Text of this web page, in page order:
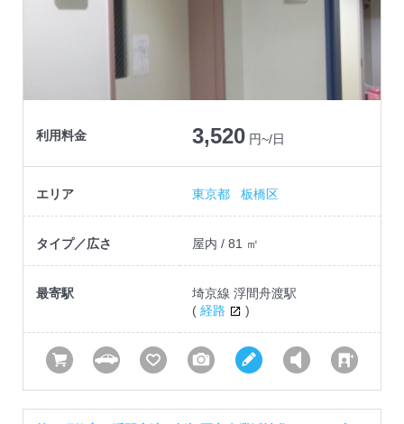
利用料金 3,520 円~/日
エリア 東京都 板橋区
タイプ／広さ 屋内 / 81 ㎡
最寄駅
埼京線 浮間舟渡駅
( 経路 )